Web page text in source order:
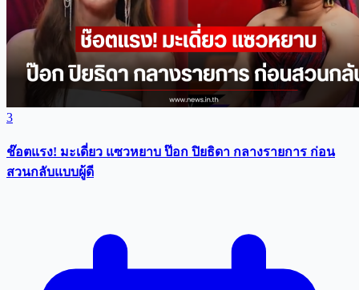
3
ช๊อตแรง! มะเดี่ยว แซวหยาบ ป๊อก ปิยธิดา กลางรายการ ก่อน
สวนกลับแบบผู้ดี